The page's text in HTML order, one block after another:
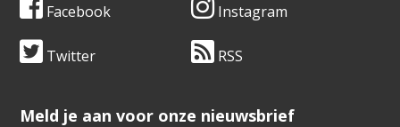
Facebook Instagram
Twitter RSS
​​​​​​​Meld je aan voor onze nieuwsbrief